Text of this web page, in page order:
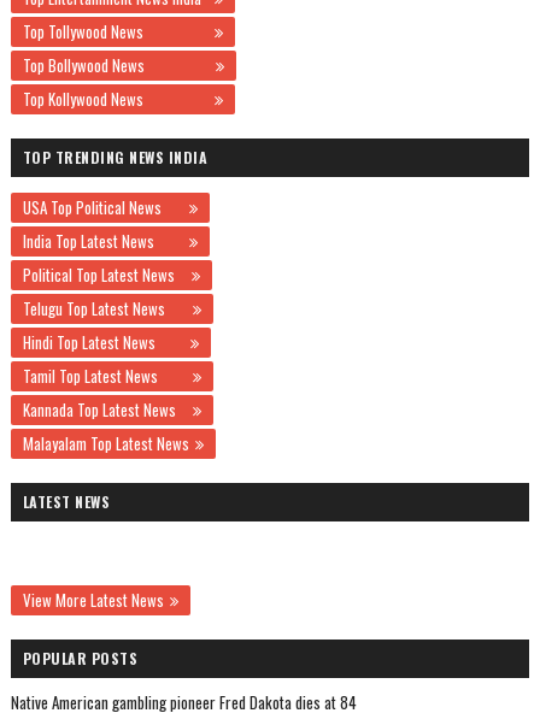
Top Tollywood News
Top Bollywood News
Top Kollywood News
TOP TRENDING NEWS INDIA
USA Top Political News
India Top Latest News
Political Top Latest News
Telugu Top Latest News
Hindi Top Latest News
Tamil Top Latest News
Kannada Top Latest News
Malayalam Top Latest News
LATEST NEWS
View More Latest News
POPULAR POSTS
Native American gambling pioneer Fred Dakota dies at 84